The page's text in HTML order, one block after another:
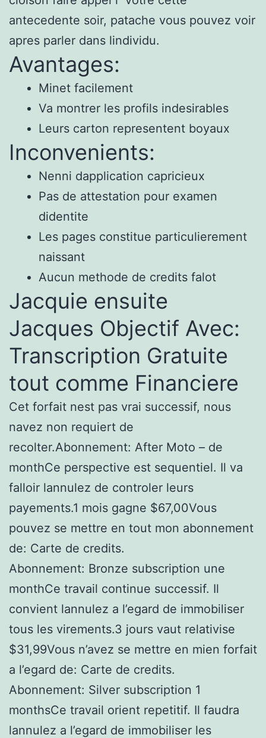
antecedente soir, patache vous pouvez voir
apres parler dans lindividu.
Avantages:
Minet facilement
Va montrer les profils indesirables
Leurs carton representent boyaux
Inconvenients:
Nenni dapplication capricieux
Pas de attestation pour examen
didentite
Les pages constitue particulierement
naissant
Aucun methode de credits falot
Jacquie ensuite
Jacques Objectif Avec:
Transcription Gratuite
tout comme Financiere
Cet forfait nest pas vrai successif, nous
navez non requiert de
recolter.Abonnement: After Moto – de
monthCe perspective est sequentiel. Il va
falloir lannulez de controler leurs
payements.1 mois gagne $67,00Vous
pouvez se mettre en tout mon abonnement
de: Carte de credits.
Abonnement: Bronze subscription une
monthCe travail continue successif. Il
convient lannulez a l’egard de immobiliser
tous les virements.3 jours vaut relativise
$31,99Vous n’avez se mettre en mien forfait
a l’egard de: Carte de credits.
Abonnement: Silver subscription 1
monthsCe travail orient repetitif. Il faudra
lannulez a l’egard de immobiliser les